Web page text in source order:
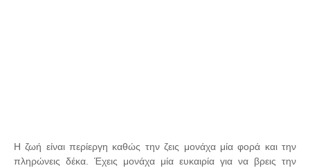
Η ζωή είναι περίεργη καθώς την ζεις μονάχα μία φορά και την
πληρώνεις δέκα. Έχεις μονάχα μία ευκαιρία για να βρεις την